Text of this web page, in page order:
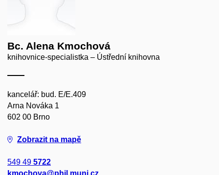
Bc. Alena Kmochová
knihovnice-specialistka – Ústřední knihovna
kancelář: bud. E/E.409
Arna Nováka 1
602 00 Brno
Zobrazit na mapě
549 49 5722
kmochova@phil.muni.cz